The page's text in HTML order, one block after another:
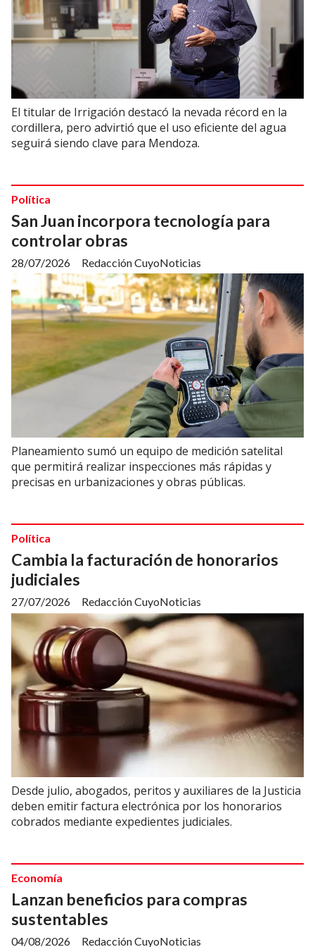
El titular de Irrigación destacó la nevada récord en la
cordillera, pero advirtió que el uso eficiente del agua
seguirá siendo clave para Mendoza.
San Juan incorpora tecnología para
controlar obras
Redacción CuyoNoticias
Política
28/07/2026
Planeamiento sumó un equipo de medición satelital
que permitirá realizar inspecciones más rápidas y
precisas en urbanizaciones y obras públicas.
Cambia la facturación de honorarios
judiciales
Redacción CuyoNoticias
Política
27/07/2026
Desde julio, abogados, peritos y auxiliares de la Justicia
deben emitir factura electrónica por los honorarios
cobrados mediante expedientes judiciales.
Lanzan beneficios para compras
sustentables
Redacción CuyoNoticias
Economía
04/08/2026